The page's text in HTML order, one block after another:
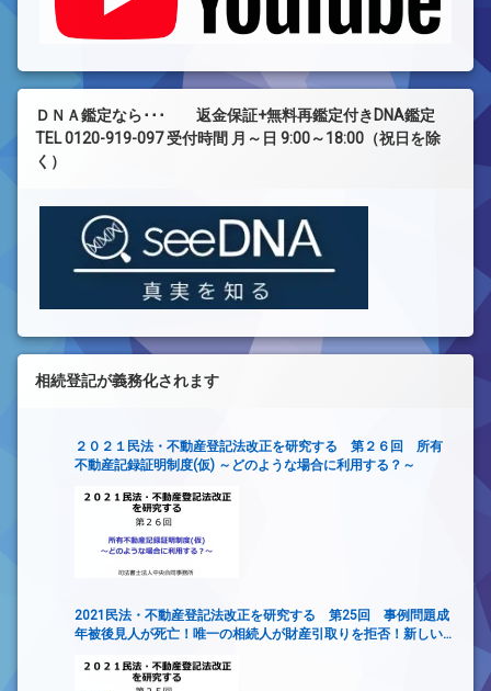
ＤＮＡ鑑定なら･･･ 返金保証+無料再鑑定付きDNA鑑定
TEL 0120-919-097 受付時間 月～日 9:00～18:00（祝日を除
く）
相続登記が義務化されます
２０２１民法・不動産登記法改正を研究する 第２６回 所有
不動産記録証明制度(仮) ～どのような場合に利用する？～
2021民法・不動産登記法改正を研究する 第25回 事例問題成
年被後見人が死亡！唯一の相続人が財産引取りを拒否！新しい